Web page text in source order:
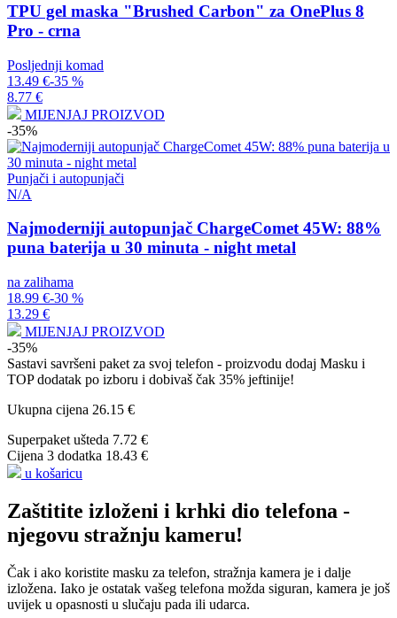
TPU gel maska "Brushed Carbon" za OnePlus 8
Pro - crna
Posljednji komad
13.49 €-35 %
8.77 €
MIJENJAJ PROIZVOD
-35%
Punjači i autopunjači
N/A
Najmoderniji autopunjač ChargeComet 45W: 88%
puna baterija u 30 minuta - night metal
na zalihama
18.99 €-30 %
13.29 €
MIJENJAJ PROIZVOD
-35%
Sastavi savršeni paket za svoj telefon - proizvodu dodaj Masku i
TOP dodatak po izboru i dobivaš čak 35% jeftinije!
Ukupna cijena 26.15 €
Superpaket ušteda 7.72 €
Cijena 3 dodatka 18.43 €
u košaricu
Zaštitite izloženi i krhki dio telefona -
njegovu stražnju kameru!
Čak i ako koristite masku za telefon, stražnja kamera je i dalje
izložena. Iako je ostatak vašeg telefona možda siguran, kamera je još
uvijek u opasnosti u slučaju pada ili udarca.